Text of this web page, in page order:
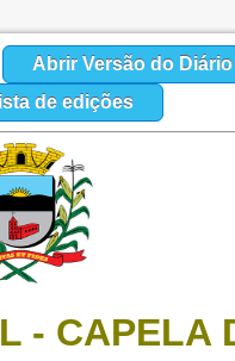
Abrir Versão do
de edições
- CAPELA